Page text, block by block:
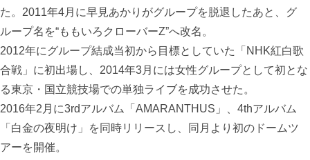
た。2011年4月に早見あかりがグループを脱退したあと、グ
ループ名を“ももいろクローバーZ”へ改名。
2012年にグループ結成当初から目標としていた「NHK紅白歌
合戦」に初出場し、2014年3月には女性グループとして初とな
る東京・国立競技場での単独ライブを成功させた。
2016年2月に3rdアルバム「AMARANTHUS」、4thアルバム
「白金の夜明け」を同時リリースし、同月より初のドームツ
アーを開催。